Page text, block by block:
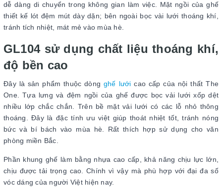
dễ dàng di chuyển trong không gian làm việc. Mặt ngồi của ghế
thiết kế lót đệm mút dày dặn; bên ngoài bọc vài lưới thoáng khí,
tránh tích nhiệt, mát mẻ vào mùa hè.
GL104 sử dụng chất liệu thoáng khí,
độ bền cao
Đây là sản phẩm thuộc dòng ghế lưới cao cấp của nội thất The
One. Tựa lưng và đệm ngồi của ghế được bọc vải lưới xốp dệt
nhiều lớp chắc chắn. Trên bề mặt vải lưới có các lỗ nhỏ thông
thoáng. Đây là đặc tính ưu việt giúp thoát nhiệt tốt, tránh nóng
bức và bí bách vào mùa hè. Rất thích hợp sử dụng cho văn
phòng miền Bắc.
Phần khung ghế làm bằng nhựa cao cấp, khả năng chịu lực lớn,
chịu được tải trọng cao. Chính vì vậy mà phù hợp với đại đa số
vóc dáng của người Việt hiện nay.